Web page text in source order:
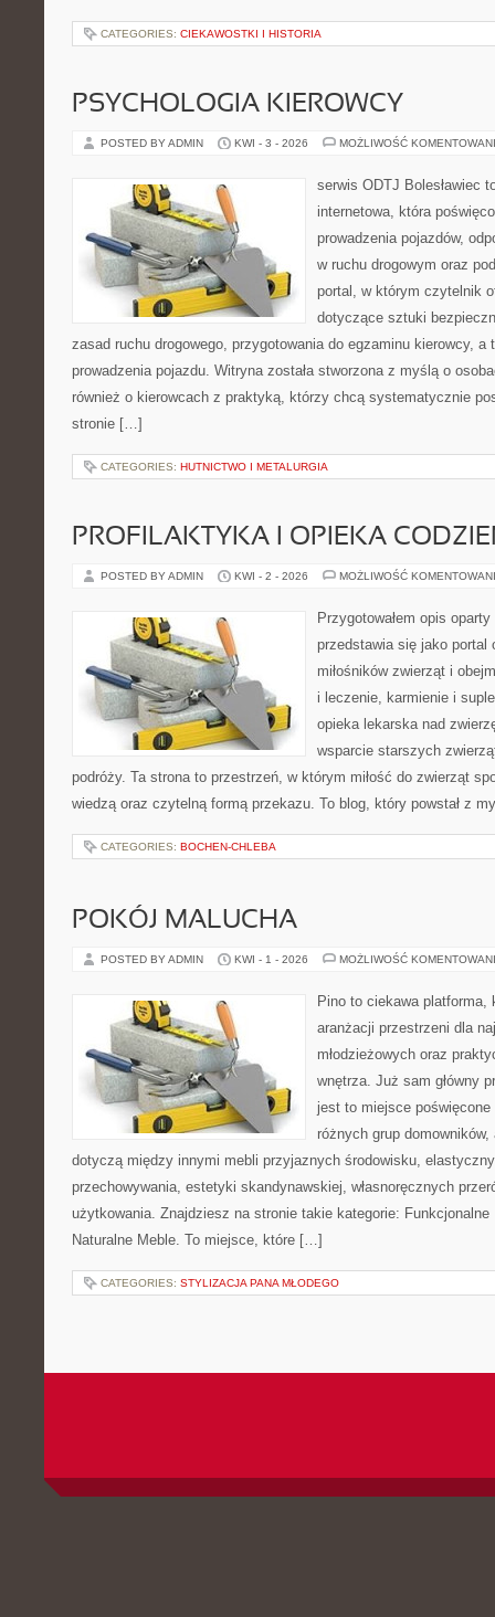
CATEGORIES: CIEKAWOSTKI I HISTORIA
PSYCHOLOGIA KIEROWCY
POSTED BY ADMIN KWI - 3 - 2026 MOŻLIWOŚĆ
serwis ODTJ Bolesławiec
internetowa, która
prowadzenia pojazdów,
w ruchu drogowym oraz
portal, w którym czytelnik
dotyczące sztuki
zasad ruchu drogowego, przygotowania do egzaminu kierowcy, a
prowadzenia pojazdu. Witryna została stworzona z myślą o
również o kierowcach z praktyką, którzy chcą systematycznie
stronie […]
CATEGORIES: HUTNICTWO I METALURGIA
PROFILAKTYKA I OPIEKA
POSTED BY ADMIN KWI - 2 - 2026 MOŻLIWOŚĆ
Przygotowałem opis
przedstawia się jako portal
miłośników zwierząt i
i leczenie, karmienie i
opieka lekarska nad
wsparcie starszych
podróży. Ta strona to przestrzeń, w którym miłość do zwierząt
wiedzą oraz czytelną formą przekazu. To blog, który powstał z
CATEGORIES: BOCHEN-CHLEBA
POKÓJ MALUCHA
POSTED BY ADMIN KWI - 1 - 2026 MOŻLIWOŚĆ
Pino to ciekawa platforma,
aranżacji przestrzeni dla
młodzieżowych oraz
wnętrza. Już sam główny
jest to miejsce
różnych grup domowników,
dotyczą między innymi mebli przyjaznych środowisku,
przechowywania, estetyki skandynawskiej, własnoręcznych
użytkowania. Znajdziesz na stronie takie kategorie:
Naturalne Meble. To miejsce, które […]
CATEGORIES: STYLIZACJA PANA MŁODEGO